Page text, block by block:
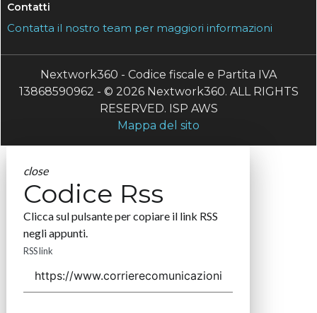
Contatti
Contatta il nostro team per maggiori informazioni
Nextwork360 - Codice fiscale e Partita IVA
13868590962 - © 2026 Nextwork360. ALL RIGHTS
RESERVED. ISP AWS
Mappa del sito
close
Codice Rss
Clicca sul pulsante per copiare il link RSS
negli appunti.
RSS link